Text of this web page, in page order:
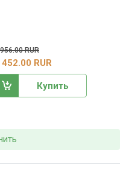
RUR
RUR
Купить